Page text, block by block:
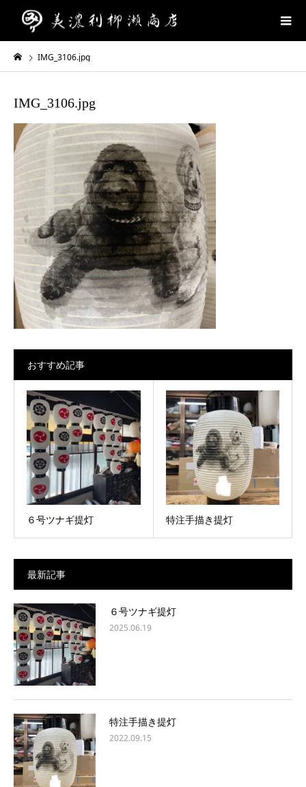
IMG_3106.jpg
IMG_3106.jpg
おすすめ記事
６号ツナギ提灯 特注手描き提灯
最新記事
６号ツナギ提灯
2025.06.19
特注手描き提灯
2022.09.15